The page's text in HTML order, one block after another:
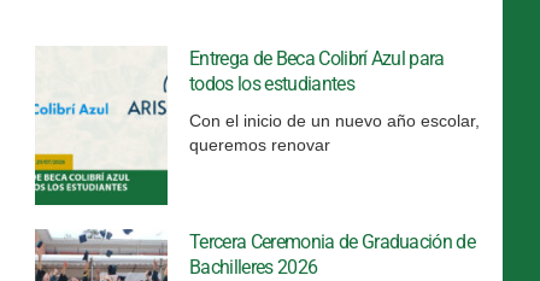
Entrega de Beca Colibrí Azul para
todos los estudiantes
Con el inicio de un nuevo año escolar,
queremos renovar
Tercera Ceremonia de Graduación de
Bachilleres 2026